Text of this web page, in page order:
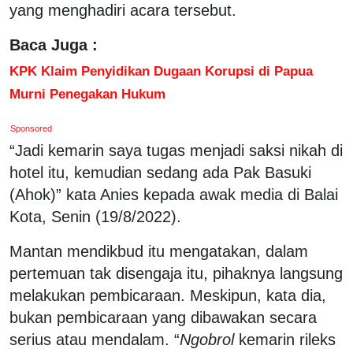
yang menghadiri acara tersebut.
Baca Juga :
KPK Klaim Penyidikan Dugaan Korupsi di Papua
Murni Penegakan Hukum
Sponsored
“Jadi kemarin saya tugas menjadi saksi nikah di
hotel itu, kemudian sedang ada Pak Basuki
(Ahok)” kata Anies kepada awak media di Balai
Kota, Senin (19/8/2022).
Mantan mendikbud itu mengatakan, dalam
pertemuan tak disengaja itu, pihaknya langsung
melakukan pembicaraan. Meskipun, kata dia,
bukan pembicaraan yang dibawakan secara
serius atau mendalam. “Ngobrolkemarin rileks